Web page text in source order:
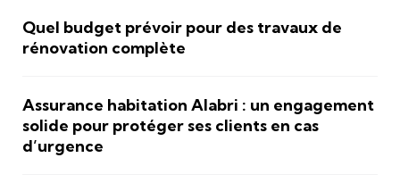
Quel budget prévoir pour des travaux de
rénovation complète
Assurance habitation Alabri : un engagement
solide pour protéger ses clients en cas
d’urgence